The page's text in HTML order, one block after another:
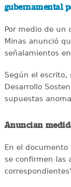
gubernamental
Por medio de un
Minas anunció
señalamientos
Según el
Desarrollo
supuestas
Anuncian
En el
se confirmen las